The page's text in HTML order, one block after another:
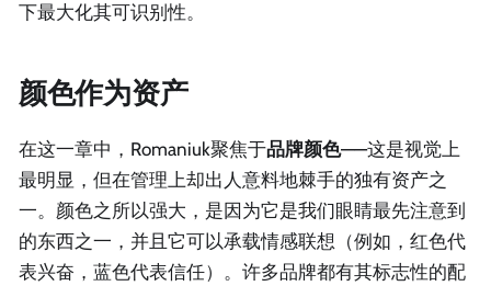
下最大化其可识别性。
颜色作为资产
在这一章中，Romaniuk聚焦于品牌颜色——这是视觉上
最明显，但在管理上却出人意料地棘手的独有资产之
一。颜色之所以强大，是因为它是我们眼睛最先注意到
的东西之一，并且它可以承载情感联想（例如，红色代
表兴奋，蓝色代表信任）。许多品牌都有其标志性的配